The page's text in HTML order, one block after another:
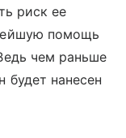
риск ее
помощь
чем раньше
будет нанесен